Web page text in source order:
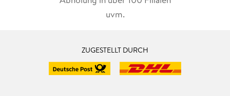
uvm.
ZUGESTELLT DURCH